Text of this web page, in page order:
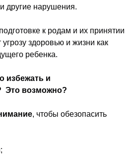
другие нарушения.
к родам и их принятии
здоровью и жизни как
ребенка.
избежать и
Это возможно?
, чтобы обезопасить